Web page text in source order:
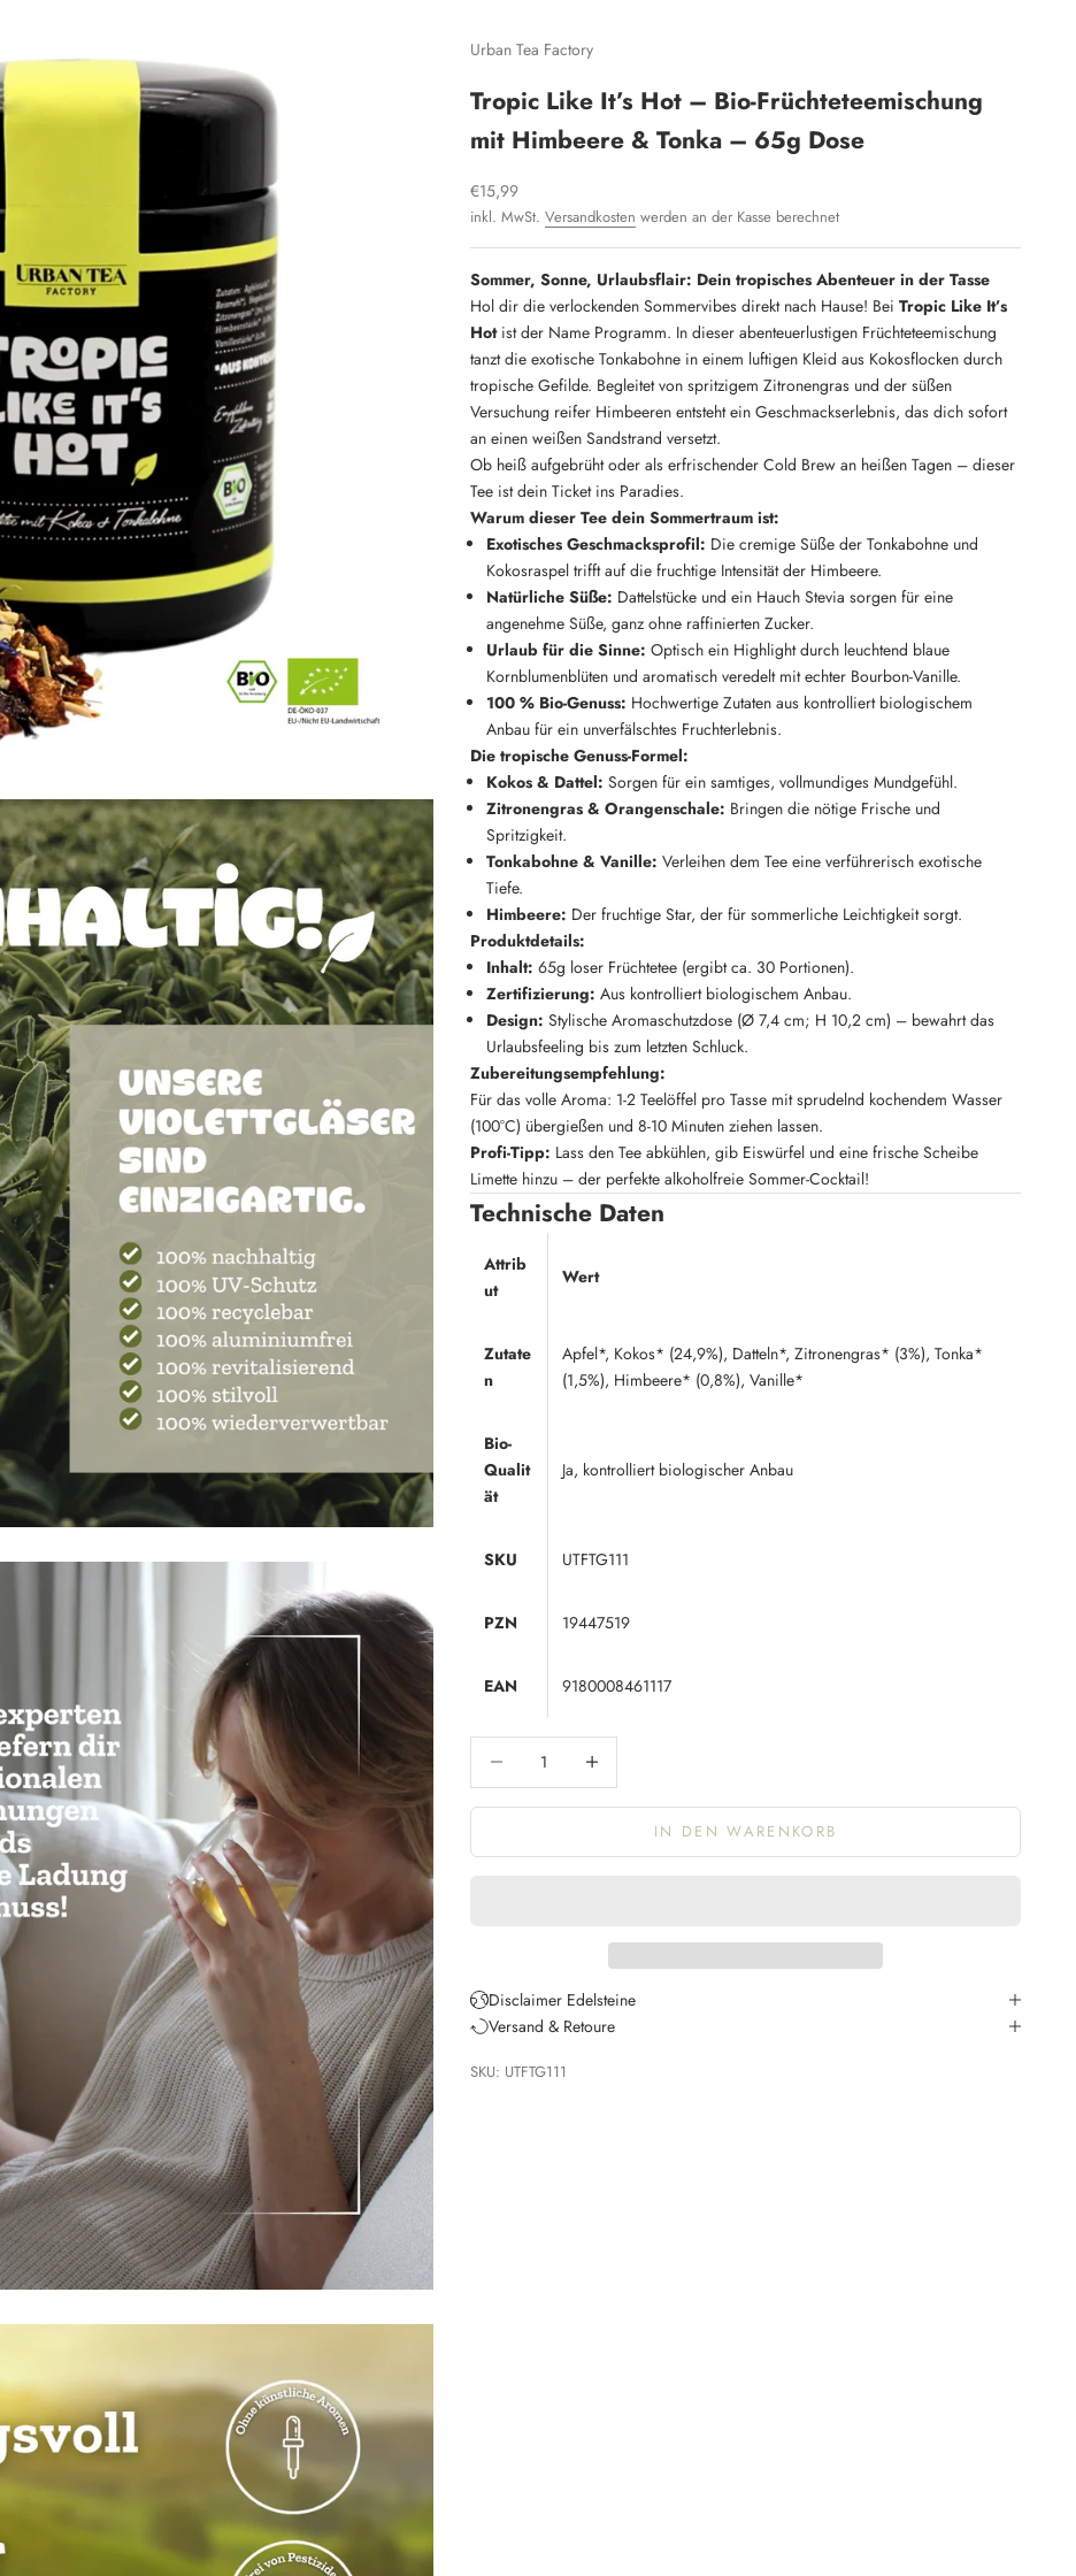
Urban Tea Factory
Tropic Like It’s Hot – Bio-Früchteteemischung
mit Himbeere & Tonka – 65g Dose
Angebot
€15,99
inkl. MwSt.Versandkosten werden an der Kasse berechnet
Sommer, Sonne, Urlaubsflair: Dein tropisches Abenteuer in der Tasse
Hol dir die verlockenden Sommervibes direkt nach Hause! BeiTropic Like It’s
Hotist der Name Programm. In dieser abenteuerlustigen Früchteteemischung
tanzt die exotische Tonkabohne in einem luftigen Kleid aus Kokosflocken durch
tropische Gefilde. Begleitet von spritzigem Zitronengras und der süßen
Versuchung reifer Himbeeren entsteht ein Geschmackserlebnis, das dich sofort
an einen weißen Sandstrand versetzt.
Ob heiß aufgebrüht oder als erfrischender Cold Brew an heißen Tagen – dieser
Tee ist dein Ticket ins Paradies.
Warum dieser Tee dein Sommertraum ist:
Exotisches Geschmacksprofil: Die cremige Süße der Tonkabohne und
Kokosraspel trifft auf die fruchtige Intensität der Himbeere.
Natürliche Süße: Dattelstücke und ein Hauch Stevia sorgen für eine
angenehme Süße, ganz ohne raffinierten Zucker.
Urlaub für die Sinne: Optisch ein Highlight durch leuchtend blaue
Kornblumenblüten und aromatisch veredelt mit echter Bourbon-Vanille.
100 % Bio-Genuss: Hochwertige Zutaten aus kontrolliert biologischem
Anbau für ein unverfälschtes Fruchterlebnis.
Die tropische Genuss-Formel:
Kokos & Dattel: Sorgen für ein samtiges, vollmundiges Mundgefühl.
Zitronengras & Orangenschale: Bringen die nötige Frische und
Spritzigkeit.
Tonkabohne & Vanille: Verleihen dem Tee eine verführerisch exotische
Tiefe.
Himbeere: Der fruchtige Star, der für sommerliche Leichtigkeit sorgt.
Produktdetails:
Inhalt: 65g loser Früchtetee (ergibt ca. 30 Portionen).
Zertifizierung: Aus kontrolliert biologischem Anbau.
Design: Stylische Aromaschutzdose (Ø 7,4 cm; H 10,2 cm) – bewahrt das
Urlaubsfeeling bis zum letzten Schluck.
Zubereitungsempfehlung:
Für das volle Aroma: 1-2 Teelöffel pro Tasse mit sprudelnd kochendem Wasser
(100°C) übergießen und 8-10 Minuten ziehen lassen.
Profi-Tipp: Lass den Tee abkühlen, gib Eiswürfel und eine frische Scheibe
Limette hinzu – der perfekte alkoholfreie Sommer-Cocktail!
Technische Daten
Attrib
ut
Wert
Zutate
n
Apfel*, Kokos* (24,9%), Datteln*, Zitronengras* (3%), Tonka*
(1,5%), Himbeere* (0,8%), Vanille*
Bio-
Qualit
ät
Ja, kontrolliert biologischer Anbau
SKU UTFTG111
PZN 19447519
EAN 9180008461117
IN DEN WARENKORB
Disclaimer Edelsteine
Versand & Retoure
SKU: UTFTG111